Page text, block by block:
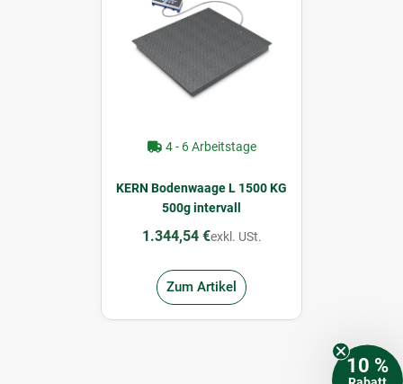
4 - 6 Arbeitstage
KERN Bodenwaage L 1500 KG
500g intervall
1.344,54 €exkl. USt.
Zum Artikel
10 %